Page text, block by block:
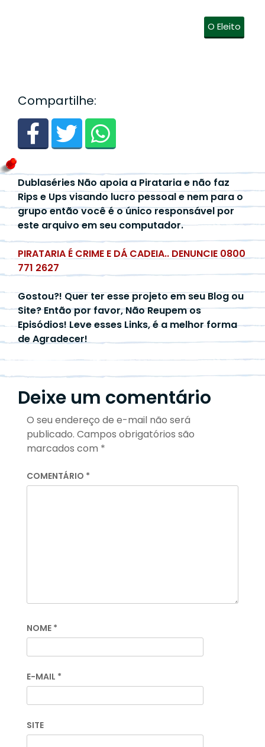
O Eleito
Compartilhe:
Dublaséries Não apoia a Pirataria e não faz
Rips e Ups visando lucro pessoal e nem para o
grupo então você é o único responsável por
este arquivo em seu computador.
PIRATARIA É CRIME E DÁ CADEIA.. DENUNCIE 0800
771 2627
Gostou?! Quer ter esse projeto em seu Blog ou
Site? Então por favor, Não Reupem os
Episódios! Leve esses Links, é a melhor forma
de Agradecer!
Deixe um comentário
O seu endereço de e-mail não será
publicado. Campos obrigatórios são
marcados com *
COMENTÁRIO *
NOME *
E-MAIL *
SITE